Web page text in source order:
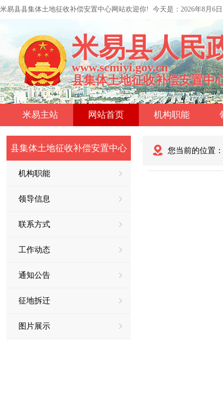
米易县县集体土地征收补偿安置中心网站欢迎你! 今天是： 2026年8月6
米易县人民
www.scmiyi.gov.cn
县集体土地征收补偿安置中
米易主站 网站首页 机构职能
县集体土地征收补偿安置中心
机构职能
领导信息
联系方式
工作动态
通知公告
征地拆迁
图片展示
您当前的位置：